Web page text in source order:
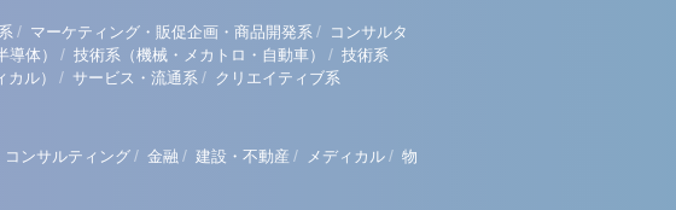
/ マーケティング・販促企画・商品開発系 / コンサルタ
体） / 技術系（機械・メカトロ・自動車） / 技術系
ル） / サービス・流通系 / クリエイティブ系
コンサルティング / 金融 / 建設・不動産 / メディカル / 物